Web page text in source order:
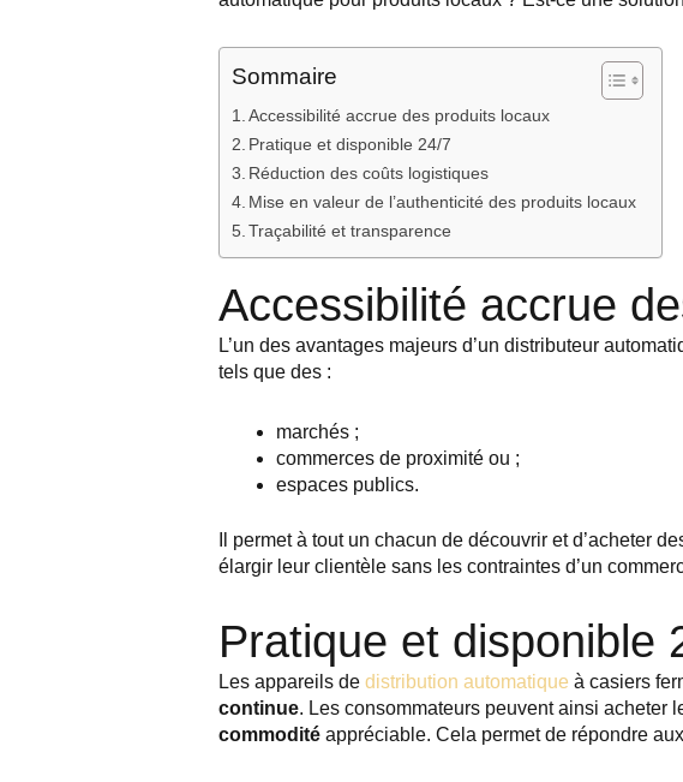
Sommaire
Accessibilité accrue des produits locaux
Pratique et disponible 24/7
Réduction des coûts logistiques
Mise en valeur de l’authenticité des produits locaux
Traçabilité et transparence
Accessibilité accrue
L’un des avantages majeurs d’un distributeur
tels que des :
marchés ;
commerces de proximité ou ;
espaces publics.
Il permet à tout un chacun de découvrir et d’acheter
élargir leur clientèle sans les contraintes d’un
Pratique et disponible
Les appareils de distribution automatique à casiers
continue. Les consommateurs peuvent ainsi acheter
commoditéappréciable. Cela permet de répondre